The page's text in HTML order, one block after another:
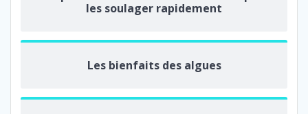
les soulager rapidement
Les bienfaits des algues